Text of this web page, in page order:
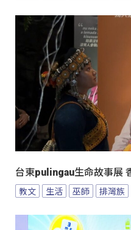
台東pulingau生命故事展
教文 生活 巫師 排灣族